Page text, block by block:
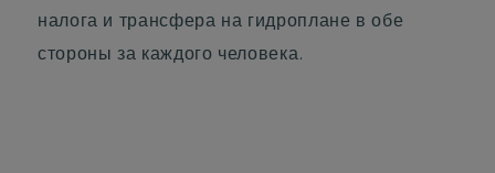
налога и трансфера на гидроплане в обе
стороны за каждого человека.